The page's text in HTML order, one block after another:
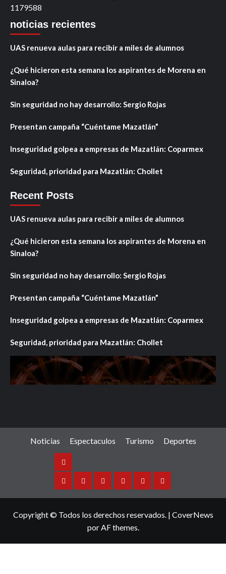
1179588
noticias recientes
UAS renueva aulas para recibir a miles de alumnos
¿Qué hicieron esta semana los aspirantes de Morena en
Sinaloa?
Sin seguridad no hay desarrollo: Sergio Rojas
Presentan campaña “Cuéntame Mazatlán”
Inseguridad golpea a empresas de Mazatlán: Coparmex
Seguridad, prioridad para Mazatlán: Chollet
Recent Posts
UAS renueva aulas para recibir a miles de alumnos
¿Qué hicieron esta semana los aspirantes de Morena en
Sinaloa?
Sin seguridad no hay desarrollo: Sergio Rojas
Presentan campaña “Cuéntame Mazatlán”
Inseguridad golpea a empresas de Mazatlán: Coparmex
Seguridad, prioridad para Mazatlán: Chollet
Noticias Espectaculos Turismo Deportes
Noticias
SinaloaNacionalInternacionalEspectaculos
TurismoDeportes
Copyright © Todos los derechos reservados. | CoverNews
por AF themes.